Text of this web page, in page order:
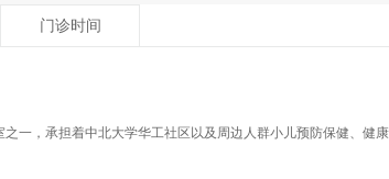
门诊时间